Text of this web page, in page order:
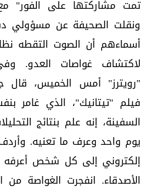
تمت مشاركتها على الفور"
ونقلت الصحيفة عن مسؤولي
أسماءهم ‏أن الصوت التقطه
لاكتشاف ‏غواصات العدو.‏
"رويترز" أمس الخميس،
فيلم "تيتانيك"، الذي غامر
السفينة، إنه علم بنتائج
‏يوم واحد وعرف ما تعنيه.‏
إلكتروني إلى كل شخص ‏أعرفه
الأصدقاء. انفجرت الغواصة